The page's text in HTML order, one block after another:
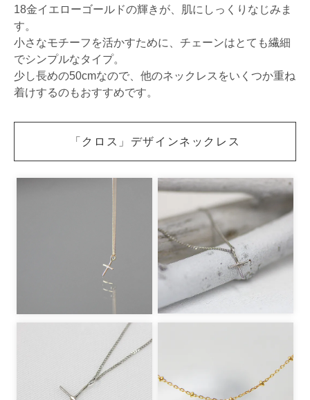
18金イエローゴールドの輝きが、肌にしっくりなじみま
す。
小さなモチーフを活かすために、チェーンはとても繊細
でシンプルなタイプ。
少し長めの50cmなので、他のネックレスをいくつか重ね
着けするのもおすすめです。
「クロス」デザインネックレス